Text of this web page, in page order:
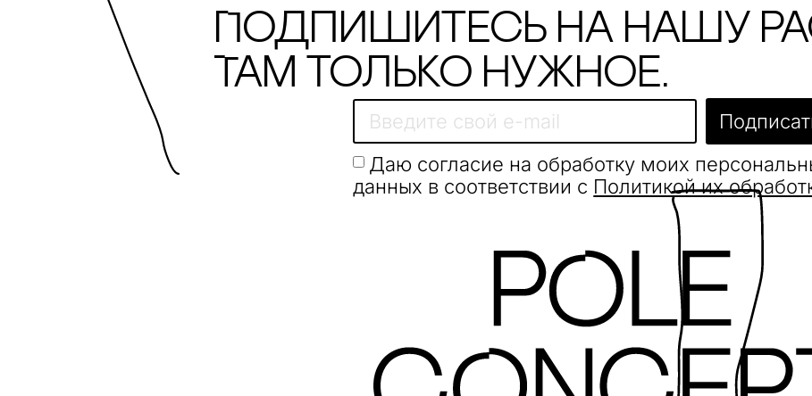
Подпишитесь на нашу
Там только нужное.
Даю согласие на обработку моих
данных в соответствии с Политикой их